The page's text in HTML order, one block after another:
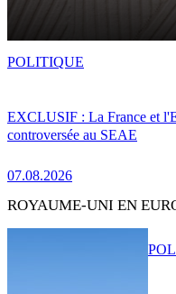
EXCLUSIF : La France et
controversée au SEAE
07.08.2026
POLITIQUE
ROYAUME-UNI EN